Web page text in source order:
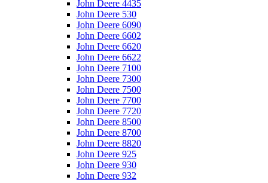
John Deere 4435
John Deere 530
John Deere 6090
John Deere 6602
John Deere 6620
John Deere 6622
John Deere 7100
John Deere 7300
John Deere 7500
John Deere 7700
John Deere 7720
John Deere 8500
John Deere 8700
John Deere 8820
John Deere 925
John Deere 930
John Deere 932